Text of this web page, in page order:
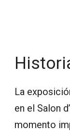
La
en el Salon
momento